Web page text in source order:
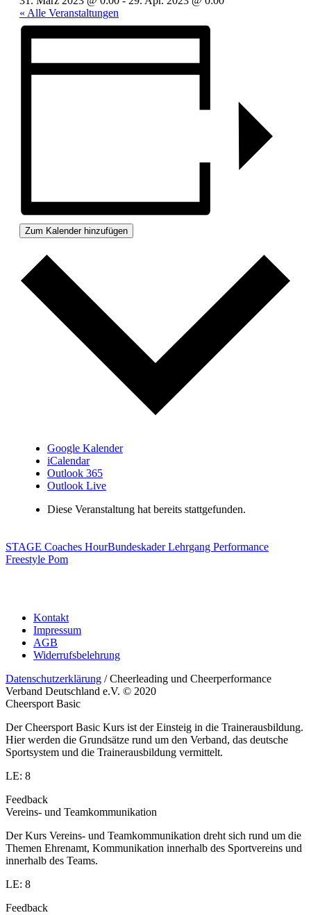
« Alle Veranstaltungen
Zum Kalender hinzufügen
Google Kalender
iCalendar
Outlook 365
Outlook Live
Diese Veranstaltung hat bereits stattgefunden.
STAGE Coaches HourBundeskader Lehrgang Performance
Freestyle Pom
Kontakt
Impressum
AGB
Widerrufsbelehrung
Datenschutzerklärung / Cheerleading und Cheerperformance
Verband Deutschland e.V. © 2020
Cheersport Basic
Der Cheersport Basic Kurs ist der Einsteig in die Trainerausbildung.
Hier werden die Grundsätze rund um den Verband, das deutsche
Sportsystem und die Trainerausbildung vermittelt.
LE: 8
Feedback
Vereins- und Teamkommunikation
Der Kurs Vereins- und Teamkommunikation dreht sich rund um die
Themen Ehrenamt, Kommunikation innerhalb des Sportvereins und
innerhalb des Teams.
LE: 8
Feedback